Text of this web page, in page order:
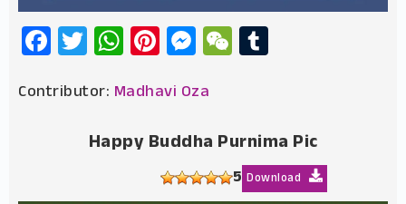
Facebook
Twitter
WhatsApp
Pinterest
Messenger
WeChat
Contributor: Madhavi Oza
Happy Buddha Purnima Pic
5 Download